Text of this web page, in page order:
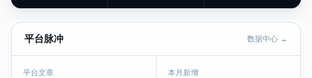
平台脉冲 数据中心 →
平台文章 本月新增